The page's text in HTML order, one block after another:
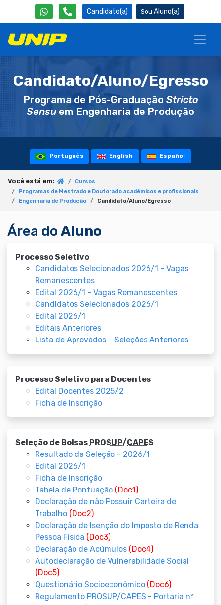
Candidato(a) Aluno(a)
Candidato/Aluno/Egresso
Programa de Pós-Graduação Stricto
Sensu em Engenharia de Produção
Português English Español
Você está em:
Cursos
Programas de Mestrado e Doutorado acadêmicos e profissionais
Engenharia de Produção
Candidato/Aluno/Egresso
Área do Aluno
Processo Seletivo
Candidatos Selecionados 2026/1 - Vagas
Remanescentes
Edital 2026/1 - Vagas Remanescentes
Candidatos Selecionados 2026/1
Edital 2026/1
Editais Anteriores
Lista de Aprovados – Seleções Anteriores
Processo Seletivo para Docentes
Edital Docentes 2025/2
Ficha de Inscrição
Seleção de Bolsas PROSUP/CAPES
Resultado da Seleção - 2026/1
Edital 2026/1
Ficha de Inscrição
Tabela de Pontuação (Doc1)
Declaração de não Possuir Carteira de
Trabalho (Doc2)
Declaração de Isenção do Imposto de Renda
Pessoa Física (Doc3)
Declaração de Acúmulos (Doc4)
Autodeclaração de Vulnerabilidade Social
(Doc5)
Questionário Socioeconômico (Doc6)
Regulamento PROSUP/CAPES - Portaria nº